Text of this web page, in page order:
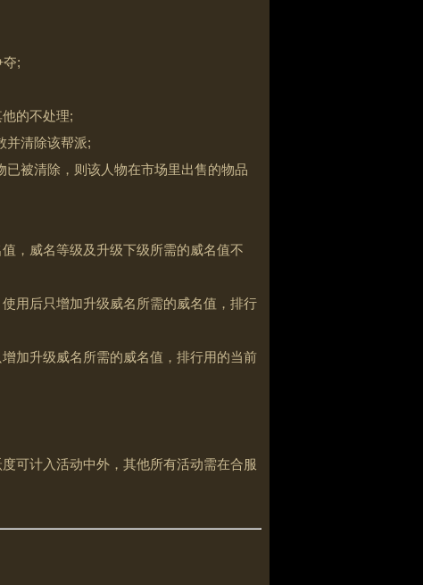
夺;
的不处理;
并清除该帮派;
被清除，则该人物在市场里出售的物品
，威名等级及升级下级所需的威名值不
用后只增加升级威名所需的威名值，排行
加升级威名所需的威名值，排行用的当前
可计入活动中外，其他所有活动需在合服